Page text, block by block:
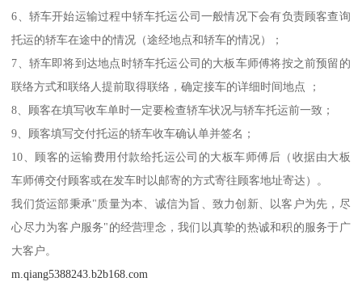
6、轿车开始运输过程中轿车托运公司一般情况下会有负责顾客查询
托运的轿车在途中的情况（途经地点和轿车的情况）；
7、轿车即将到达地点时轿车托运公司的大板车师傅将按之前预留的
联络方式和联络人提前取得联络，确定接车的详细时间地点 ；
8、顾客在填写收车单时一定要检查轿车状况与轿车托运前一致；
9、顾客填写交付托运的轿车收车确认单并签名；
10、顾客的运输费用付款给托运公司的大板车师傅后（收据由大板
车师傅交付顾客或在发车时以邮寄的方式寄往顾客地址寄达）。
我们货运部秉承"质量为本、诚信为旨、致力创新、以客户为先，尽
心尽力为客户服务"的经营理念，我们以真挚的热诚和积的服务于广
大客户。
m.qiang5388243.b2b168.com